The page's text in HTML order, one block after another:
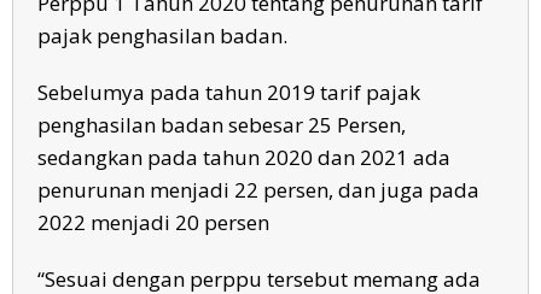
pajak penghasilan badan.
Sebelumya pada tahun 2019 tarif pajak
penghasilan badan sebesar 25 Persen,
sedangkan pada tahun 2020 dan 2021 ada
penurunan menjadi 22 persen, dan juga pada
2022 menjadi 20 persen
“Sesuai dengan perppu tersebut memang ada